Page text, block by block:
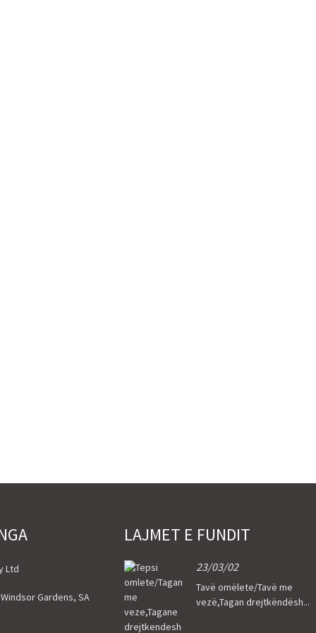
Ltd
Gardens, SA
LAJMET E FUNDIT
23/03/02
Tavë omëlete/Tavë me
vezë,Tagan drejtkëndësh...